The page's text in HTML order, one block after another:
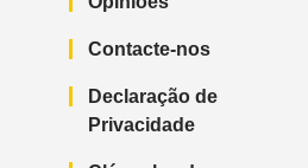
Contacte-nos
Declaração de
Privacidade